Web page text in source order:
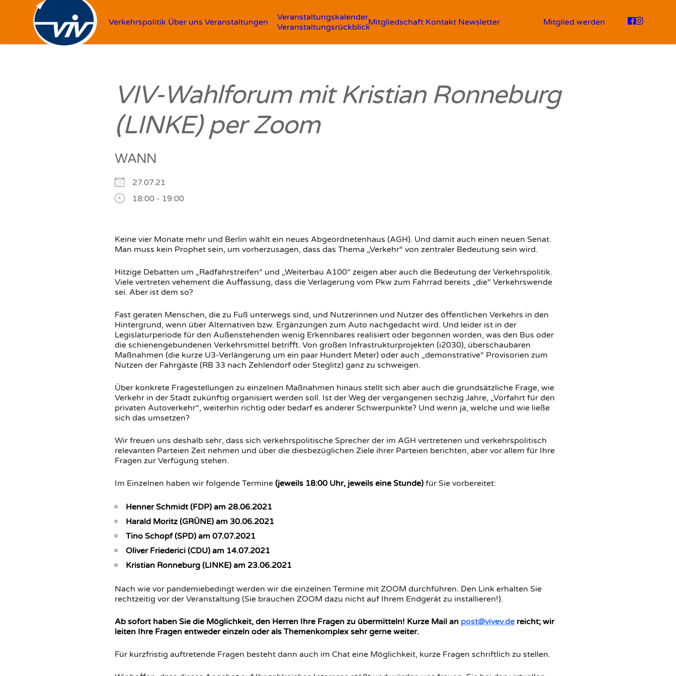
Verkehrspolitik Über uns Veranstaltungen
Veranstaltungskalender
VeranstaltungsrückblickMitgliedschaft Kontakt Newsletter Mitglied werden
VIV-Wahlforum mit Kristian Ronneburg
(LINKE) per Zoom
WANN
27.07.21
18:00 - 19:00
Keine vier Monate mehr und Berlin wählt ein neues Abgeordnetenhaus (AGH). Und damit auch einen neuen Senat.
Man muss kein Prophet sein, um vorherzusagen, dass das Thema „Verkehr“ von zentraler Bedeutung sein wird.
Hitzige Debatten um „Radfahrstreifen“ und „Weiterbau A100“ zeigen aber auch die Bedeutung der Verkehrspolitik.
Viele vertreten vehement die Auffassung, dass die Verlagerung vom Pkw zum Fahrrad bereits „die“ Verkehrswende
sei. Aber ist dem so?
Fast geraten Menschen, die zu Fuß unterwegs sind, und Nutzerinnen und Nutzer des öffentlichen Verkehrs in den
Hintergrund, wenn über Alternativen bzw. Ergänzungen zum Auto nachgedacht wird. Und leider ist in der
Legislaturperiode für den Außenstehenden wenig Erkennbares realisiert oder begonnen worden, was den Bus oder
die schienengebundenen Verkehrsmittel betrifft. Von großen Infrastrukturprojekten (i2030), überschaubaren
Maßnahmen (die kurze U3-Verlängerung um ein paar Hundert Meter) oder auch „demonstrative“ Provisorien zum
Nutzen der Fahrgäste (RB 33 nach Zehlendorf oder Steglitz) ganz zu schweigen.
Über konkrete Fragestellungen zu einzelnen Maßnahmen hinaus stellt sich aber auch die grundsätzliche Frage, wie
Verkehr in der Stadt zukünftig organisiert werden soll. Ist der Weg der vergangenen sechzig Jahre, „Vorfahrt für den
privaten Autoverkehr“, weiterhin richtig oder bedarf es anderer Schwerpunkte? Und wenn ja, welche und wie ließe
sich das umsetzen?
Wir freuen uns deshalb sehr, dass sich verkehrspolitische Sprecher der im AGH vertretenen und verkehrspolitisch
relevanten Parteien Zeit nehmen und über die diesbezüglichen Ziele ihrer Parteien berichten, aber vor allem für Ihre
Fragen zur Verfügung stehen.
Im Einzelnen haben wir folgende Termine (jeweils 18:00 Uhr, jeweils eine Stunde) für Sie vorbereitet:
Henner Schmidt (FDP) am 28.06.2021
Harald Moritz (GRÜNE) am 30.06.2021
Tino Schopf (SPD) am 07.07.2021
Oliver Friederici (CDU) am 14.07.2021
Kristian Ronneburg (LINKE) am 23.06.2021
Nach wie vor pandemiebedingt werden wir die einzelnen Termine mit ZOOM durchführen. Den Link erhalten Sie
rechtzeitig vor der Veranstaltung (Sie brauchen ZOOM dazu nicht auf Ihrem Endgerät zu installieren!).
Ab sofort haben Sie die Möglichkeit, den Herren Ihre Fragen zu übermitteln! Kurze Mail an post@vivev.de reicht; wir
leiten Ihre Fragen entweder einzeln oder als Themenkomplex sehr gerne weiter.
Für kurzfristig auftretende Fragen besteht dann auch im Chat eine Möglichkeit, kurze Fragen schriftlich zu stellen.